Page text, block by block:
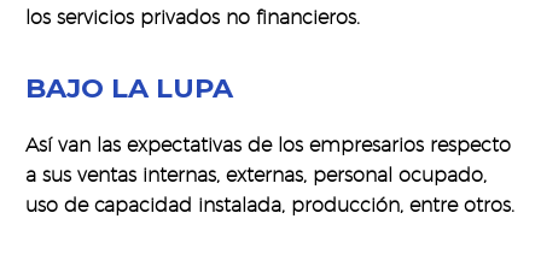
los servicios privados no financieros.
BAJO LA LUPA
Así van las expectativas de los empresarios respecto
a sus ventas internas, externas, personal ocupado,
uso de capacidad instalada, producción, entre otros.